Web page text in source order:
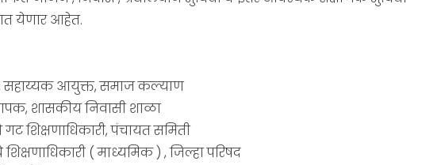
येणार आहेत.
सहाय्यक आयुक्त, समाज कल्याण
शासकीय निवासी शाळा
शिक्षणाधिकारी, पंचायत समिती
( माध्यमिक ) , जिल्हा परिषद